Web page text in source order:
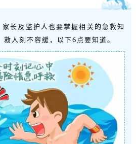
长及监护人也要掌握相关的急救知
人刻不容缓，以下6点要知道。